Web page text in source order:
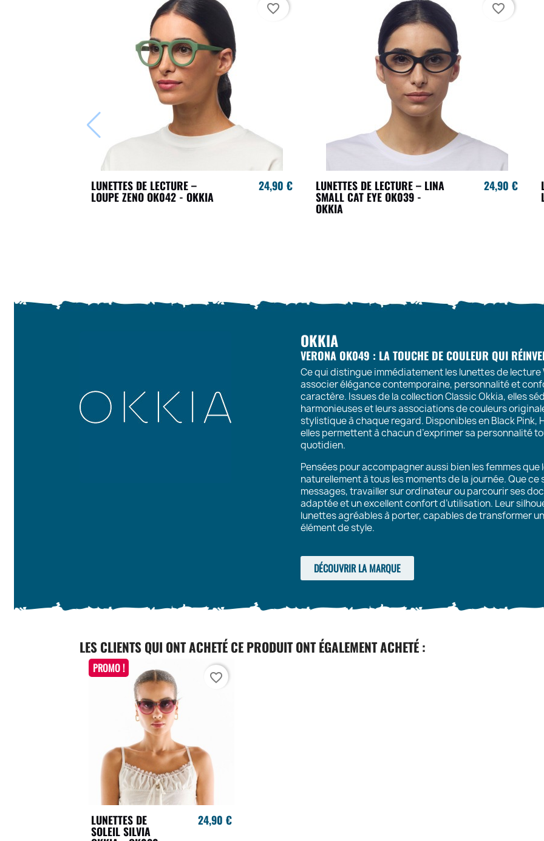
LUNETTES DE LECTURE –
LOUPE ZENO OK042 - OKKIA
24,90 €
favorite_border
LUNETTES DE LECTURE – LINA
SMALL CAT EYE OK039 -
OKKIA
24,90 €
favorite_border
OKKIA
VERONA OK049 : LA TOUCHE DE COULEUR QUI
Ce qui distingue immédiatement les lunettes de lecture
associer élégance contemporaine, personnalité et
caractère. Issues de la collection Classic Okkia, elles
harmonieuses et leurs associations de couleurs
stylistique à chaque regard. Disponibles en Black Pink,
elles permettent à chacun d’exprimer sa personnalité
quotidien.
Pensées pour accompagner aussi bien les femmes que
naturellement à tous les moments de la journée. Que
messages, travailler sur ordinateur ou parcourir ses
adaptée et un excellent confort d’utilisation. Leur
lunettes agréables à porter, capables de transformer
élément de style.
DÉCOUVRIR LA MARQUE
LES CLIENTS QUI ONT ACHETÉ CE PRODUIT ONT ÉGALEMENT ACHETÉ :
LUNETTES DE
SOLEIL SILVIA
24,90 €
PROMO !
favorite_border